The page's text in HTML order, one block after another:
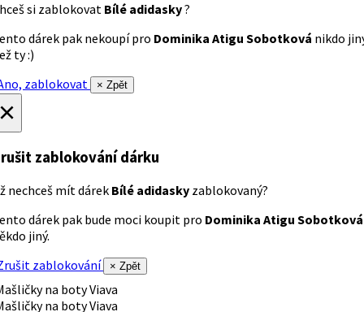
si zablokovat Bílé adidasky?
dárek pak nekoupí pro Dominika Atigu Sobotková nikdo
ty :)
zablokovat
× Zpět
zablokování dárku
nechceš mít dárek Bílé adidasky zablokovaný?
dárek pak bude moci koupit pro Dominika Atigu Sobotková
jiný.
zablokování
× Zpět